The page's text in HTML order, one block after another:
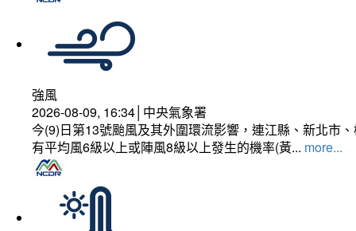
強風
2026-08-09, 16:34│中央氣象署
今(9)日第13號颱風及其外圍環流影響，連江縣、新北市
有平均風6級以上或陣風8級以上發生的機率(黃... more...